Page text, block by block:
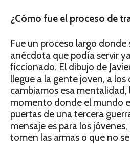
¿Cómo fue el proceso de
Fue un proceso largo donde
anécdota que podía servir
ficcionado. El dibujo de
llegue a la gente joven, a los
cambiamos esa
momento donde el mundo
puertas de una tercera
mensaje es para los
tomen las armas o que no